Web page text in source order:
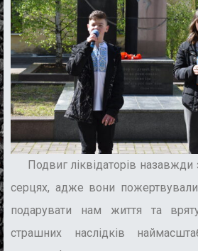
Подвиг ліквідаторів
серцях, адже вони
подарувати нам життя та
страшних наслідків